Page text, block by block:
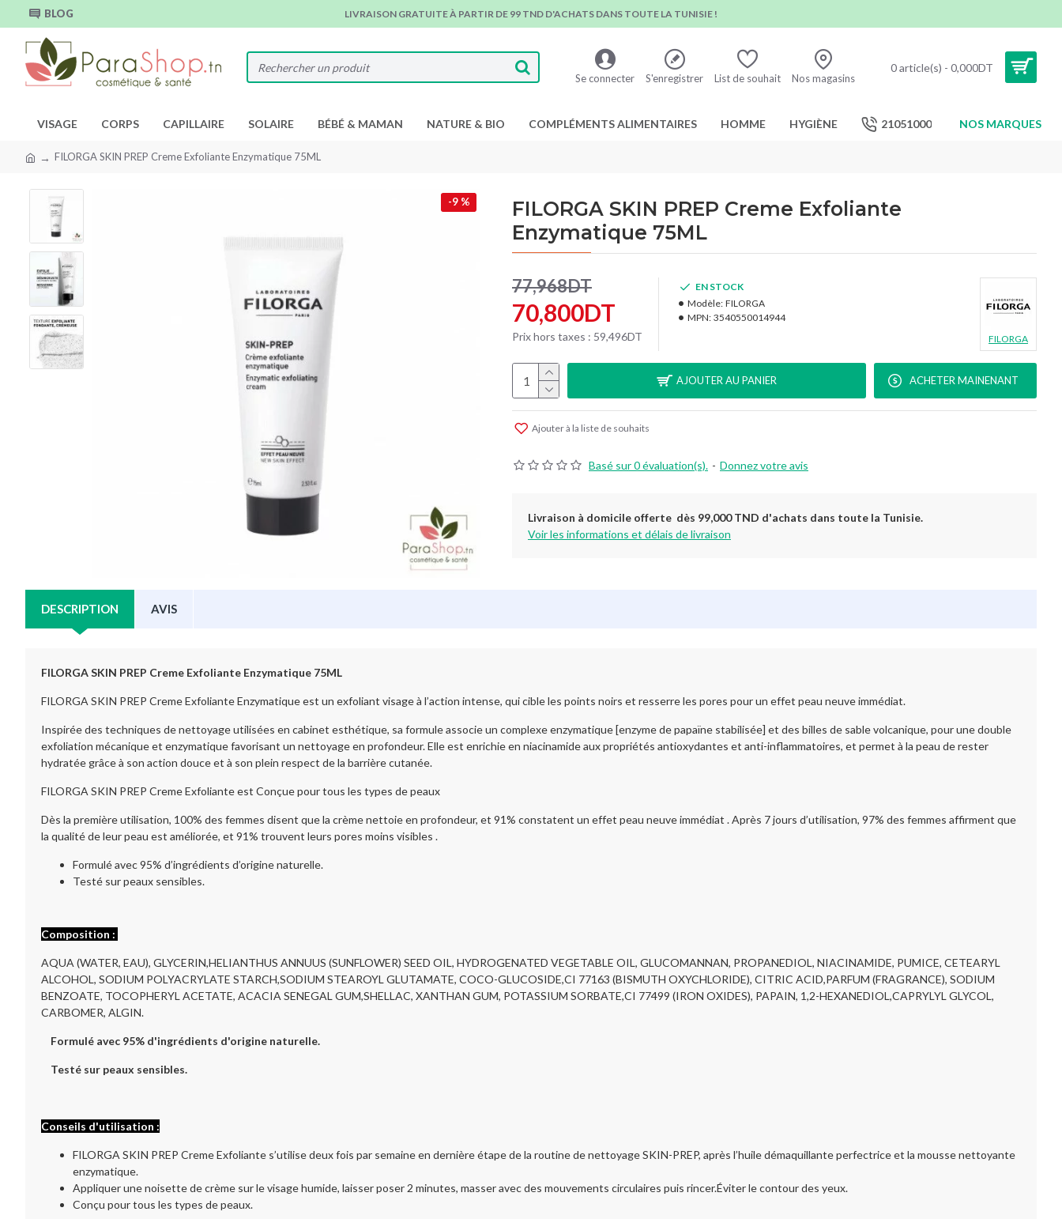
BLOG LIVRAISON GRATUITE À PARTIR DE 99 TND D'ACHATS DANS TOUTE LA TUNISIE !
Se connecter S'enregistrer List de souhait Nos magasins
0 article(s) - 0,000DT
VISAGE CORPS CAPILLAIRE SOLAIRE BÉBÉ & MAMAN NATURE & BIO COMPLÉMENTS ALIMENTAIRES HOMME HYGIÈNE 21051000 NOS MARQUES
FILORGA SKIN PREP Creme Exfoliante Enzymatique 75ML
-9 %
FILORGA SKIN PREP Creme Exfoliante
Enzymatique 75ML
Basé sur 0 évaluation(s). - Donnez votre avis
70,800DT
77,968DT
Prix hors taxes : 59,496DT
EN STOCK
Modèle: FILORGA
MPN: 3540550014944
FILORGA
AJOUTER AU PANIER ACHETER MAINENANT
Ajouter à la liste de souhaits
Livraison à domicile offerte dès 99,000 TND d'achats dans toute la Tunisie.
Voir les informations et délais de livraison
DESCRIPTION AVIS
FILORGA SKIN PREP Creme Exfoliante Enzymatique 75ML
FILORGA SKIN PREP Creme Exfoliante Enzymatique est un exfoliant visage à l’action intense, qui cible les points noirs et resserre les pores pour un effet peau neuve immédiat.
Inspirée des techniques de nettoyage utilisées en cabinet esthétique, sa formule associe un complexe enzymatique [enzyme de papaïne stabilisée] et des billes de sable volcanique, pour une double
exfoliation mécanique et enzymatique favorisant un nettoyage en profondeur. Elle est enrichie en niacinamide aux propriétés antioxydantes et anti-inflammatoires, et permet à la peau de rester
hydratée grâce à son action douce et à son plein respect de la barrière cutanée.
FILORGA SKIN PREP Creme Exfoliante est Conçue pour tous les types de peaux
Dès la première utilisation, 100% des femmes disent que la crème nettoie en profondeur, et 91% constatent un effet peau neuve immédiat . Après 7 jours d’utilisation, 97% des femmes affirment que
la qualité de leur peau est améliorée, et 91% trouvent leurs pores moins visibles .
Formulé avec 95% d’ingrédients d’origine naturelle.
Testé sur peaux sensibles.
Composition :
AQUA (WATER, EAU), GLYCERIN,HELIANTHUS ANNUUS (SUNFLOWER) SEED OIL, HYDROGENATED VEGETABLE OIL, GLUCOMANNAN, PROPANEDIOL, NIACINAMIDE, PUMICE, CETEARYL
ALCOHOL, SODIUM POLYACRYLATE STARCH,SODIUM STEAROYL GLUTAMATE, COCO-GLUCOSIDE,CI 77163 (BISMUTH OXYCHLORIDE), CITRIC ACID,PARFUM (FRAGRANCE), SODIUM
BENZOATE, TOCOPHERYL ACETATE, ACACIA SENEGAL GUM,SHELLAC, XANTHAN GUM, POTASSIUM SORBATE,CI 77499 (IRON OXIDES), PAPAIN, 1,2-HEXANEDIOL,CAPRYLYL GLYCOL,
CARBOMER, ALGIN.
Formulé avec 95% d'ingrédients d'origine naturelle.
Testé sur peaux sensibles.
Conseils d'utilisation :
FILORGA SKIN PREP Creme Exfoliante s’utilise deux fois par semaine en dernière étape de la routine de nettoyage SKIN-PREP, après l’huile démaquillante perfectrice et la mousse nettoyante
enzymatique.
Appliquer une noisette de crème sur le visage humide, laisser poser 2 minutes, masser avec des mouvements circulaires puis rincer.Éviter le contour des yeux.
Conçu pour tous les types de peaux.